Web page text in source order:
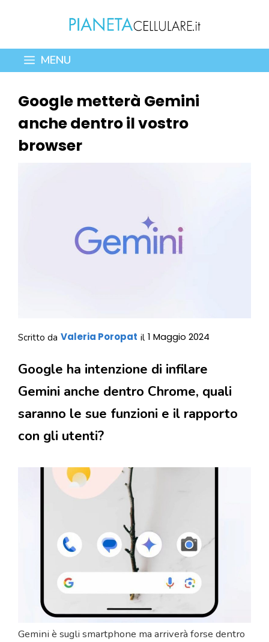
contenuto
MENU
Google metterà Gemini
anche dentro il vostro
browser
Scritto da Valeria Poropat il 1 Maggio 2024
Google ha intenzione di infilare
Gemini anche dentro Chrome, quali
saranno le sue funzioni e il rapporto
con gli utenti?
Gemini è sugli smartphone ma arriverà forse dentro